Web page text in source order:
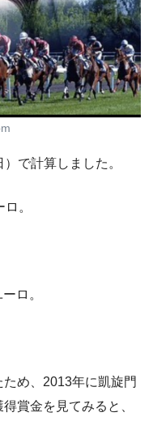
で計算しました。
。
ロ。
め、2013年に凱旋門
賞金を見てみると、